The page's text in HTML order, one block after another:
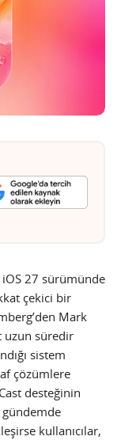
iOS 27 sürümünde
çekici bir
Mark
uzun süredir
sistem
çözümlere
desteğinin
kullanıcılar,